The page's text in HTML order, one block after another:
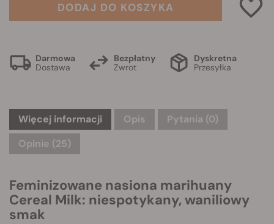
DODAJ DO KOSZYKA
Darmowa
Dostawa
Bezpłatny
Zwrot
Dyskretna
Przesyłka
Więcej informacji Opis Pytania (0)
Opinie (25)
Feminizowane nasiona marihuany
Cereal Milk: niespotykany, waniliowy
smak